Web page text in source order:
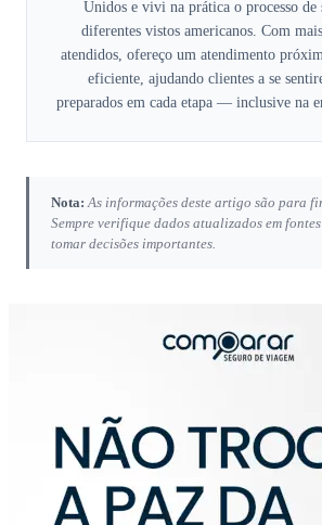
Unidos e vivi na prática o processo de
diferentes vistos americanos. Com
atendidos, ofereço um atendimento
eficiente, ajudando clientes a se
preparados em cada etapa — inclusive na
Nota: As informações deste artigo são para
Sempre verifique dados atualizados em
tomar decisões importantes.